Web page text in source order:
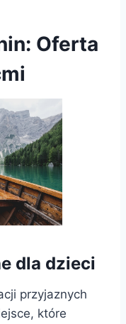
Oferta
dla dzieci
przyjaznych
które